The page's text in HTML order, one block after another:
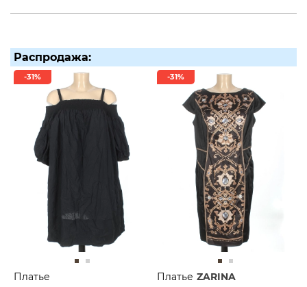
Распродажа:
-31%
Платье
-31%
Платье ZARINA